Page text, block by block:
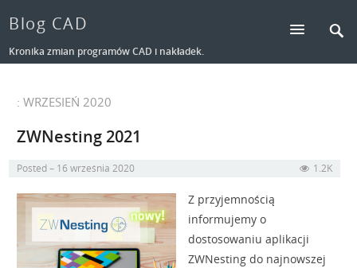
Blog CAD
Kronika zmian programów CAD i nakładek.
: WRZESIEŃ 2020
ZWNesting 2021
Posted 16 września 2020 1.2K
Z przyjemnością
informujemy o
dostosowaniu aplikacji
ZWNesting do najnowszej